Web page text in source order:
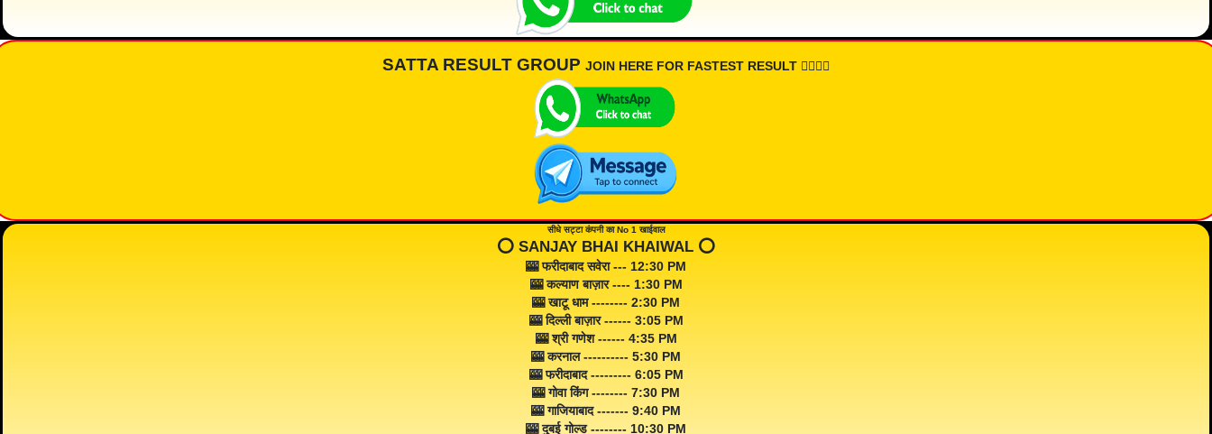
SATTA RESULT GROUP JOIN HERE FOR FASTEST RESULT 👇🏾👇🏾
सीधे सट्टा कंपनी का No 1 खाईवाल
⭕️ SANJAY BHAI KHAIWAL ⭕️
🎰 फरीदाबाद सवेरा --- 12:30 PM
🎰 कल्याण बाज़ार ---- 1:30 PM
🎰 खाटू धाम -------- 2:30 PM
🎰 दिल्ली बाज़ार ------ 3:05 PM
🎰 श्री गणेश ------ 4:35 PM
🎰 करनाल ---------- 5:30 PM
🎰 फरीदाबाद --------- 6:05 PM
🎰 गोवा किंग -------- 7:30 PM
🎰 गाजियाबाद ------- 9:40 PM
🎰 दुबई गोल्ड -------- 10:30 PM